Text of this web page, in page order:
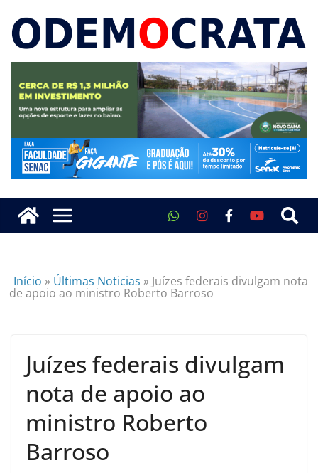
Início » Últimas Noticias » Juízes federais divulgam nota
de apoio ao ministro Roberto Barroso
Juízes federais divulgam
nota de apoio ao
ministro Roberto
Barroso